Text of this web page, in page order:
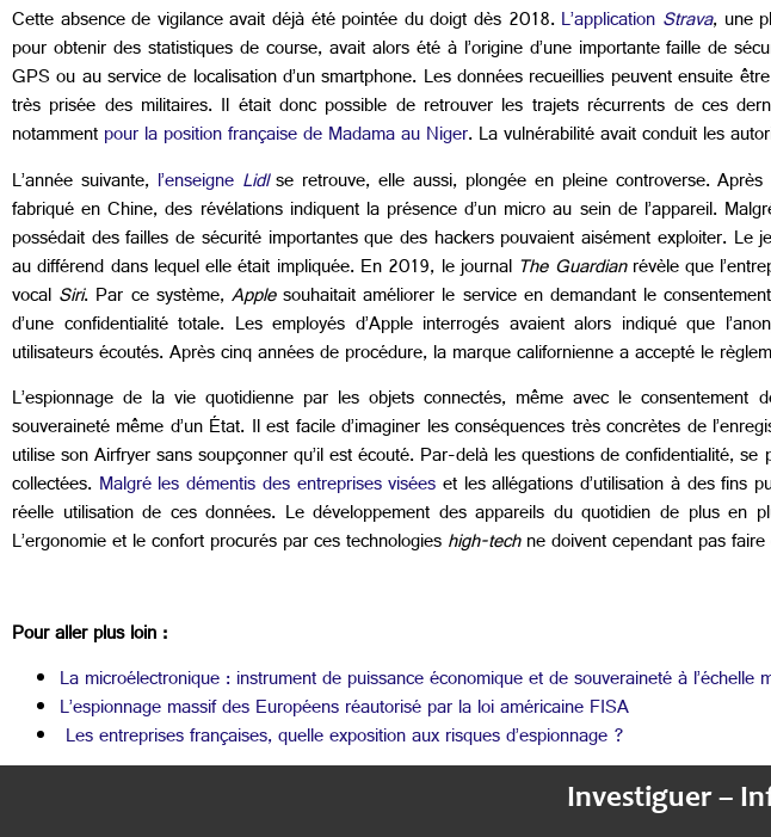
Cette absence de vigilance avait déjà été pointée du doigt dès 2018.L’application Strava, une
pour obtenir des statistiques de course, avait alors été à l’origine d’une importante faille de
GPS ou au service de localisation d’un smartphone. Les données recueillies peuvent ensuite
très prisée des militaires. Il était donc possible de retrouver les trajets récurrents de ces
notammentpour la position française de Madama au Niger. La vulnérabilité avait conduit les
L’année suivante, l’enseigne Lidlse retrouve, elle aussi, plongée en pleine controverse.
fabriqué en Chine, des révélations indiquent la présence d’un micro au sein de l’appareil.
possédait des failles de sécurité importantes que des hackers pouvaient aisément exploiter. Le
au différend dans lequel elle était impliquée. En 2019, le journal The Guardianrévèle que
vocal Siri. Par ce système,Applesouhaitait améliorer le service en demandant le
d’une confidentialité totale. Les employés d’Apple interrogés avaient alors indiqué que
utilisateurs écoutés. Après cinq années de procédure, la marque californienne a accepté le
L’espionnage de la vie quotidienne par les objets connectés, même avec le
souveraineté même d’un État. Il est facile d’imaginer les conséquences très concrètes de
utilise son Airfryer sans soupçonner qu’il est écouté. Par-delà les questions de confidentialité,
collectées. Malgré les démentis des entreprises viséeset les allégations d’utilisation à des fins
réelle utilisation de ces données. Le développement des appareils du quotidien de plus en
L’ergonomie et le confort procurés par ces technologieshigh-techne doivent cependant pas
Pour aller plus loin :
La microélectronique : instrument de puissance économique et de souveraineté à l’échelle
L’espionnage massif des Européens réautorisé par la loi américaine FISA
Les entreprises françaises, quelle exposition aux risques d’espionnage ?
Investiguer –